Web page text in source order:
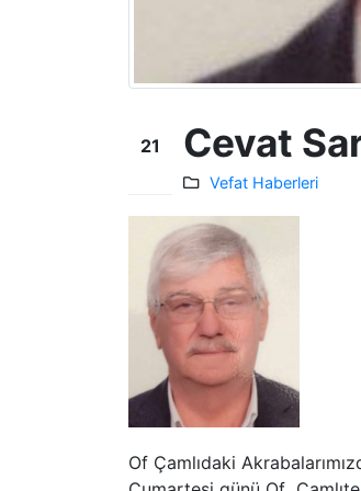
21 Cevat
Vefat Haberleri
Of Çamlıdaki